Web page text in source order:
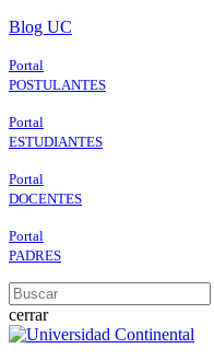
Skip
main
content
Blog UC
Portal
POSTULANTES
Portal
ESTUDIANTES
Portal
DOCENTES
Portal
PADRES
cerrar
Close